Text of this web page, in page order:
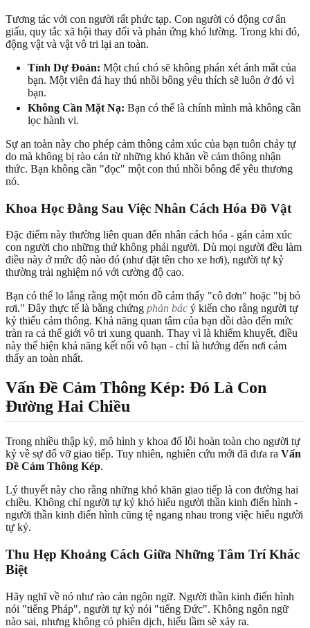
Tương tác với con người rất phức tạp. Con người có động cơ ẩn
giấu, quy tắc xã hội thay đổi và phản ứng khó lường. Trong khi đó,
động vật và vật vô tri lại an toàn.
Tính Dự Đoán: Một chú chó sẽ không phán xét ánh mắt của
bạn. Một viên đá hay thú nhồi bông yêu thích sẽ luôn ở đó vì
bạn.
Không Cần Mặt Nạ: Bạn có thể là chính mình mà không cần
lọc hành vi.
Sự an toàn này cho phép cảm thông cảm xúc của bạn tuôn chảy tự
do mà không bị rào cản từ những khó khăn về cảm thông nhận
thức. Bạn không cần "đọc" một con thú nhồi bông để yêu thương
nó.
Khoa Học Đằng Sau Việc Nhân Cách Hóa Đồ Vật
Đặc điểm này thường liên quan đến nhân cách hóa - gán cảm xúc
con người cho những thứ không phải người. Dù mọi người đều làm
điều này ở mức độ nào đó (như đặt tên cho xe hơi), người tự kỷ
thường trải nghiệm nó với cường độ cao.
Bạn có thể lo lắng rằng một món đồ cảm thấy "cô đơn" hoặc "bị bỏ
rơi." Đây thực tế là bằng chứng phản bác ý kiến cho rằng người tự
kỷ thiếu cảm thông. Khả năng quan tâm của bạn dồi dào đến mức
tràn ra cả thế giới vô tri xung quanh. Thay vì là khiếm khuyết, điều
này thể hiện khả năng kết nối vô hạn - chỉ là hướng đến nơi cảm
thấy an toàn nhất.
Vấn Đề Cảm Thông Kép: Đó Là Con
Đường Hai Chiều
Trong nhiều thập kỷ, mô hình y khoa đổ lỗi hoàn toàn cho người tự
kỷ về sự đổ vỡ giao tiếp. Tuy nhiên, nghiên cứu mới đã đưa ra Vấn
Đề Cảm Thông Kép.
Lý thuyết này cho rằng những khó khăn giao tiếp là con đường hai
chiều. Không chỉ người tự kỷ khó hiểu người thần kinh điển hình -
người thần kinh điển hình cũng tệ ngang nhau trong việc hiểu người
tự kỷ.
Thu Hẹp Khoảng Cách Giữa Những Tâm Trí Khác
Biệt
Hãy nghĩ về nó như rào cản ngôn ngữ. Người thần kinh điển hình
nói "tiếng Pháp", người tự kỷ nói "tiếng Đức". Không ngôn ngữ
nào sai, nhưng không có phiên dịch, hiểu lầm sẽ xảy ra.